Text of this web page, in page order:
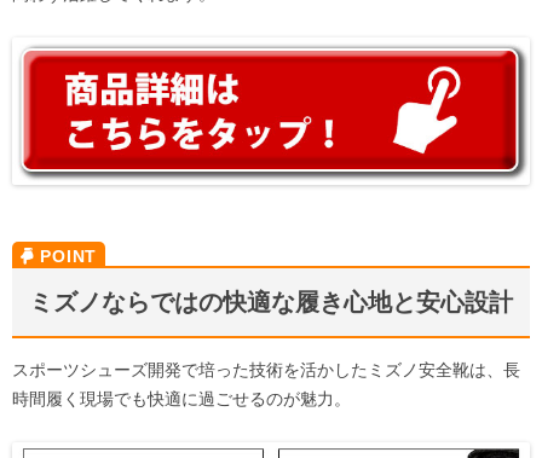
ミズノならではの快適な履き心地と安心設計
スポーツシューズ開発で培った技術を活かしたミズノ安全靴は、長
時間履く現場でも快適に過ごせるのが魅力。